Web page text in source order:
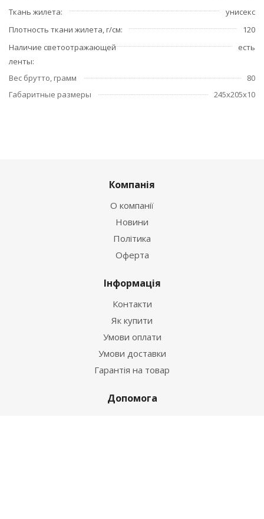
Ткань жилета
унисекс
Плотность ткани жилета, г/см
120
Наличие светоотражающей
ленты
есть
Вес брутто, грамм
80
Габаритные размеры
245х205х10
Компанія
О компанії
Новини
Політика
Оферта
Інформація
Контакти
Як купити
Умови оплати
Умови доставки
Гарантія на товар
Допомога